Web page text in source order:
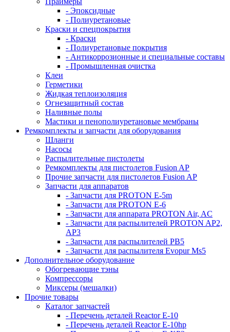
- Эпоксидные
- Полиуретановые
Краски и спецпокрытия
- Краски
- Полиуретановые покрытия
- Антикоррозионные и специальные составы
- Промышленная очистка
Клеи
Герметики
Жидкая теплоизоляция
Огнезащитный состав
Наливные полы
Мастики и пенополиуретановые мембраны
Ремкомплекты и запчасти для оборудования
Шланги
Насосы
Распылительные пистолеты
Ремкомплекты для пистолетов Fusion AP
Прочие запчасти для пистолетов Fusion AP
Запчасти для аппаратов
- Запчасти для PROTON E-5m
- Запчасти для PROTON E-6
- Запчасти для аппарата PROTON Air, AC
- Запчасти для распылителей PROTON AP2,
AP3
- Запчасти для распылителей РВ5
- Запчасти для распылителя Evopur Ms5
Дополнительное оборудование
Обогревающие тэны
Компрессоры
Миксеры (мешалки)
Прочие товары
Каталог запчастей
- Перечень деталей Reactor E-10
- Перечень деталей Reactor E-10hp